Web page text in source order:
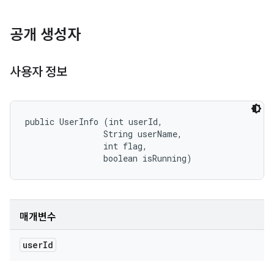
공개 생성자
사용자 정보
public UserInfo (int userId,
                String userName,
                int flag,
                boolean isRunning)
매개변수
userId